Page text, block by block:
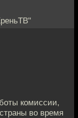
комиссии,
во время